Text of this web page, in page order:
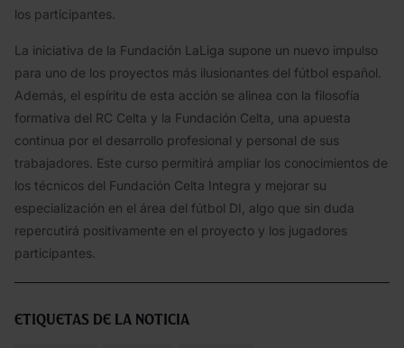
los participantes.
La iniciativa de la Fundación LaLiga supone un nuevo impulso
para uno de los proyectos más ilusionantes del fútbol español.
Además, el espíritu de esta acción se alinea con la filosofía
formativa del RC Celta y la Fundación Celta, una apuesta
continua por el desarrollo profesional y personal de sus
trabajadores. Este curso permitirá ampliar los conocimientos de
los técnicos del Fundación Celta Integra y mejorar su
especialización en el área del fútbol DI, algo que sin duda
repercutirá positivamente en el proyecto y los jugadores
participantes.
Etiquetas de la noticia